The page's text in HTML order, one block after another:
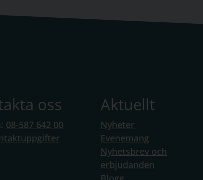
oss
08-587 642 00
Aktuellt
Nyheter
Evenemang
Nyhetsbrev och
erbjudanden